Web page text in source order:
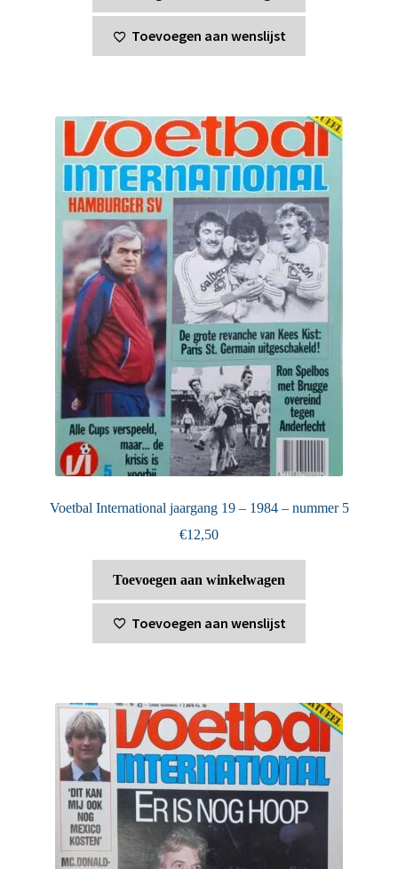
Toevoegen aan wenslijst
Voetbal International jaargang 19 – 1984 – nummer 5
€12,50
Toevoegen aan winkelwagen
Toevoegen aan wenslijst